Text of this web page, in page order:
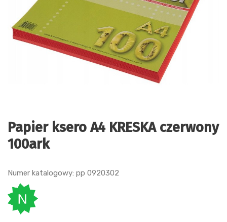
Papier ksero A4 KRESKA czerwony
100ark
Numer katalogowy: pp 0920302